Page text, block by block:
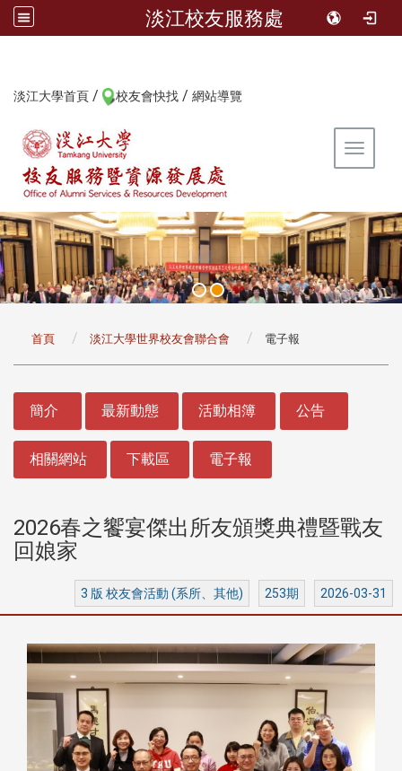
淡江校友服務處
淡江大學首頁 / 校友會快找 / 網站導覽
Toggle
首頁 淡江大學世界校友會聯合會 電子報
簡介 最新動態 活動相簿 公告
相關網站 下載區 電子報
2026春之饗宴傑出所友頒獎典禮暨戰友
回娘家
3 版 校友會活動 (系所、其他) 253期 2026-03-31